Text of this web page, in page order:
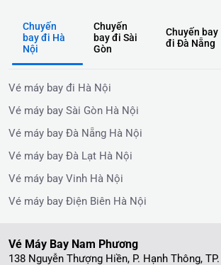
Chuyến
bay đi Hà
Nội
Chuyến
bay đi Sài
Gòn
Chuyến bay
đi Đà Nẵng
Vé máy bay đi Hà Nội
Vé máy bay Sài Gòn Hà Nội
Vé máy bay Đà Nẵng Hà Nội
Vé máy bay Đà Lạt Hà Nội
Vé máy bay Vinh Hà Nội
Vé máy bay Điện Biên Hà Nội
Vé Máy Bay Nam Phương
138 Nguyễn Thượng Hiền, P. Hạnh Thông,